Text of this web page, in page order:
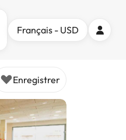
Français - USD
Enregistrer